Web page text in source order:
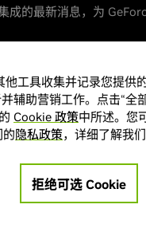
成的最新消息，为
、“解限机 (Mecha
“湮灭之潮 (Tides of
及其他 DLSS 技术套件，
工具收集并记录您提供
辅助营销工作。点击“全
Cookie 政策中所述。您
隐私政策，详细了解我
拒绝可选 Cookie